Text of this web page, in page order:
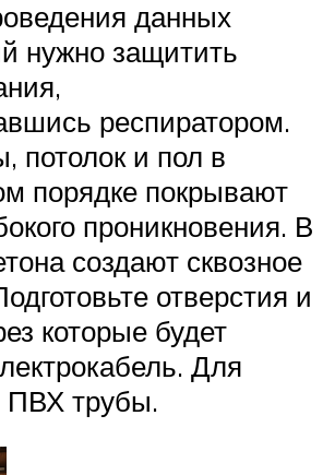
данных
нужно защитить
респиратором.
потолок и пол в
порядке покрывают
проникновения. В
создают сквозное
отверстия и
которые будет
Для
ПВХ трубы.